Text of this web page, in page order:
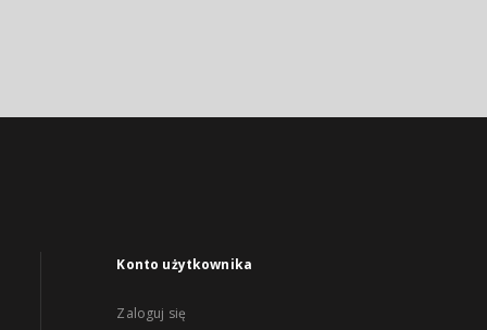
Konto użytkownika
Zaloguj się